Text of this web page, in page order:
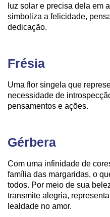
luz solar e precisa dela em
simboliza a felicidade,
dedicação.
Frésia
Uma flor singela que
necessidade de
pensamentos e ações.
Gérbera
Com uma infinidade de
família das margaridas, o
todos. Por meio de sua
transmite alegria,
lealdade no amor.